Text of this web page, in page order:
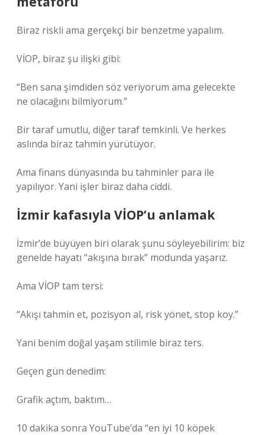
Biraz riskli ama gerçekçi bir benzetme yapalım.
VİOP, biraz şu ilişki gibi:
“Ben sana şimdiden söz veriyorum ama gelecekte
ne olacağını bilmiyorum.”
Bir taraf umutlu, diğer taraf temkinli. Ve herkes
aslında biraz tahmin yürütüyor.
Ama finans dünyasında bu tahminler para ile
yapılıyor. Yani işler biraz daha ciddi.
İzmir kafasıyla VİOP’u anlamak
İzmir’de büyüyen biri olarak şunu söyleyebilirim: biz
genelde hayatı “akışına bırak” modunda yaşarız.
Ama VİOP tam tersi:
“Akışı tahmin et, pozisyon al, risk yönet, stop koy.”
Yani benim doğal yaşam stilimle biraz ters.
Geçen gün denedim:
Grafik açtım, baktım…
10 dakika sonra YouTube’da “en iyi 10 köpek